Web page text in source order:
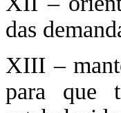
das
XIII –
para que